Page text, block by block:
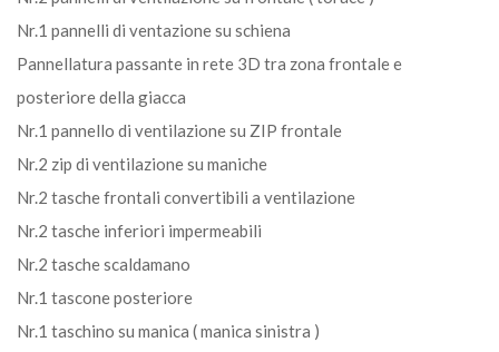
Nr.1 pannelli di ventazione su schiena
Pannellatura passante in rete 3D tra zona frontale e
posteriore della giacca
Nr.1 pannello di ventilazione su ZIP frontale
Nr.2 zip di ventilazione su maniche
Nr.2 tasche frontali convertibili a ventilazione
Nr.2 tasche inferiori impermeabili
Nr.2 tasche scaldamano
Nr.1 tascone posteriore
Nr.1 taschino su manica ( manica sinistra )